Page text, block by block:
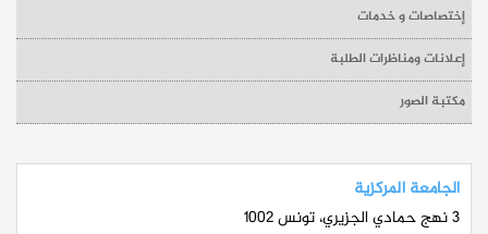
إختصاصات و خدمات
إعلانات ومناظرات الطلبة
مكتبة الصور
الجامعة المركزية
3 نهج حمادي الجزيري، تونس 1002